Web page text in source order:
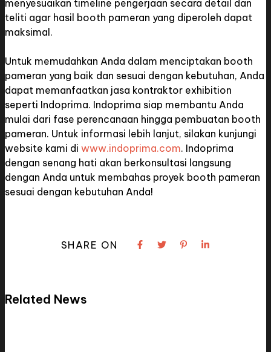
menyesuaikan timeline pengerjaan secara detail dan
teliti agar hasil booth pameran yang diperoleh dapat
maksimal.
Untuk memudahkan Anda dalam menciptakan booth
pameran yang baik dan sesuai dengan kebutuhan, Anda
dapat memanfaatkan jasa kontraktor exhibition
seperti Indoprima. Indoprima siap membantu Anda
mulai dari fase perencanaan hingga pembuatan booth
pameran. Untuk informasi lebih lanjut, silakan kunjungi
website kami di www.indoprima.com. Indoprima
dengan senang hati akan berkonsultasi langsung
dengan Anda untuk membahas proyek booth pameran
sesuai dengan kebutuhan Anda!
SHARE ON
Related News